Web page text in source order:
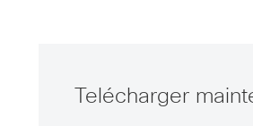
Telécharger